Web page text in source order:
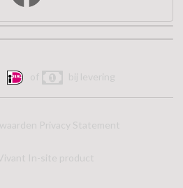
of bij levering
Privacy Statement
In-site product